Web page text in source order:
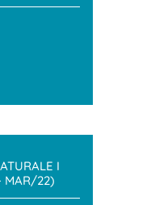
I
MAR/22)